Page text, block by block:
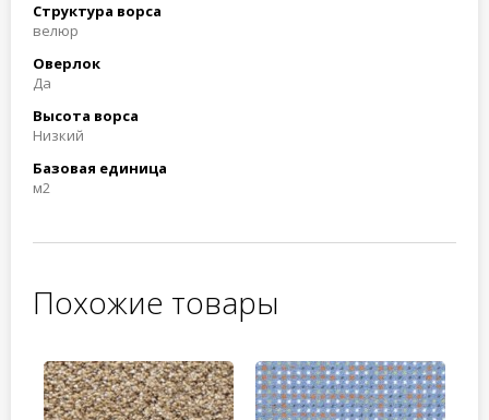
Структура ворса
велюр
Оверлок
Да
Высота ворса
Низкий
Базовая единица
м2
Похожие товары